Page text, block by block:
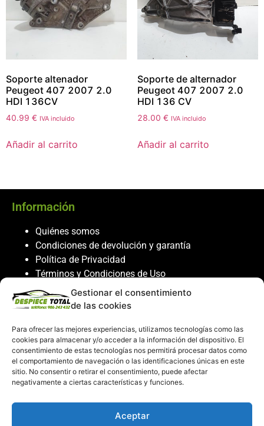
Gestionar el consentimiento
de las cookies
Para ofrecer las mejores experiencias, utilizamos tecnologías como las
cookies para almacenar y/o acceder a la información del dispositivo. El
consentimiento de estas tecnologías nos permitirá procesar datos como
el comportamiento de navegación o las identificaciones únicas en este
sitio. No consentir o retirar el consentimiento, puede afectar
negativamente a ciertas características y funciones.
Aceptar
Soporte altenador
Peugeot 407 2007 2.0
HDI 136CV
40.99 € IVA incluido
Añadir al carrito
Soporte de alternador
Peugeot 407 2007 2.0
HDI 136 CV
28.00 € IVA incluido
Añadir al carrito
Información
Quiénes somos
Condiciones de devolución y garantía
Política de Privacidad
Términos y Condiciones de Uso
Política de Cookies
Servicio al cliente
Contacto
986 243 432
608 867 074
recambiosdespiecetotal@gmail.com
Mi cuenta